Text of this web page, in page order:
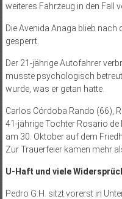
weiteres Fahrzeug in den Fall
Die Avenida Anaga blieb
gesperrt.
Der 21-jährige Autofahrer
musste psychologisch
wurde, was er getan hatte.
Carlos Córdoba Rando (66),
41-jährige Tochter Rosario
am 30. Oktober auf dem
Zur Trauerfeier kamen mehr
U-Haft und viele
Pedro G.H. sitzt vorerst in